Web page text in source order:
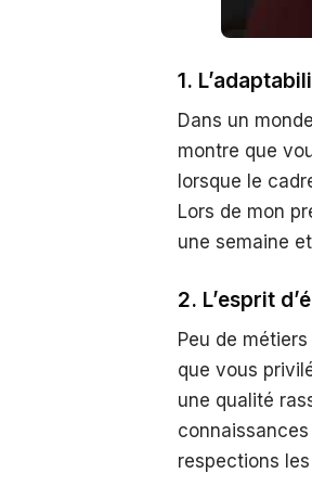
1.
Dans un
montre que
lorsque le
Lors de mon
une semaine
2. L’esprit
Peu de
que vous
une qualité
respections